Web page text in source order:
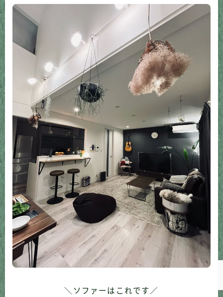
Follow Me
＼ソファーはこれです／